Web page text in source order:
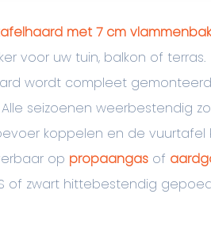
met 7 cm vlammenbak
voor uw tuin, balkon of terras.
wordt compleet
seizoenen weerbestendig
koppelen en de vuurtafel
op propaangas of
of zwart hittebestendig